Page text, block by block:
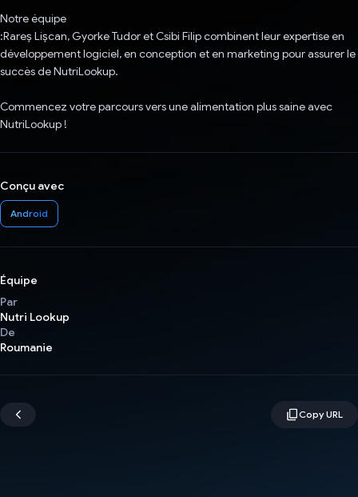
Notre équipe
:Rareș Lișcan, Gyorke Tudor et Csibi Filip combinent leur expertise en
développement logiciel, en conception et en marketing pour assurer le
succès de NutriLookup.
Commencez votre parcours vers une alimentation plus saine avec
NutriLookup !
Conçu avec
Android
Équipe
Par
Nutri Lookup
De
Roumanie